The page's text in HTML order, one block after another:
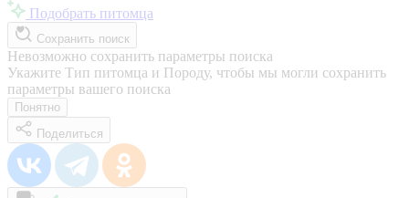
Подобрать питомца
Сохранить поиск
Невозможно сохранить параметры поиска
Укажите Тип питомца и Породу, чтобы мы могли сохранить
параметры вашего поиска
Понятно
Поделиться